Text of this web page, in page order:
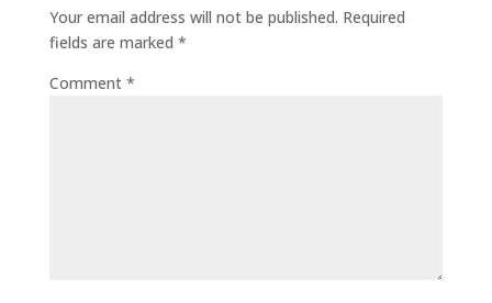
Your email address will not be published. Required
fields are marked *
Comment *